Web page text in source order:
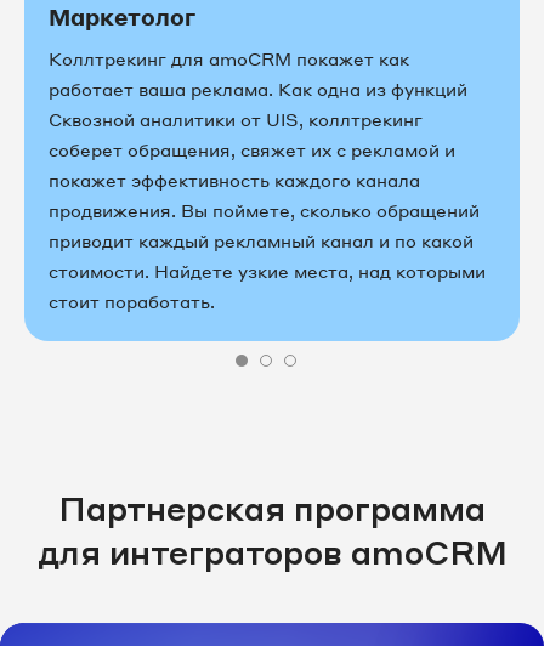
Маркетолог
Коллтрекинг для amoCRM покажет как
работает ваша реклама. Как одна из функций
Сквозной аналитики от UIS, коллтрекинг
соберет обращения, свяжет их с рекламой и
покажет эффективность каждого канала
продвижения. Вы поймете, сколько обращений
приводит каждый рекламный канал и по какой
стоимости. Найдете узкие места, над которыми
стоит поработать.
Партнерская программа
для интеграторов amoCRM